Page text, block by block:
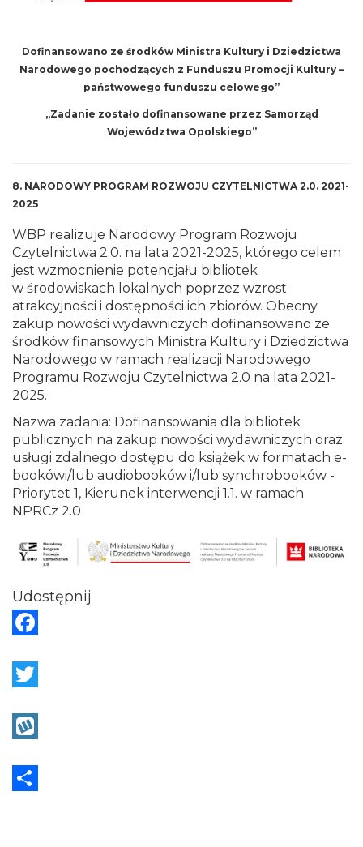
Dofinansowano ze środków Ministra Kultury i Dziedzictwa
Narodowego pochodzących z Funduszu Promocji Kultury –
państwowego funduszu celowego”
„Zadanie zostało dofinansowane przez Samorząd
Województwa Opolskiego”
8. NARODOWY PROGRAM ROZWOJU CZYTELNICTWA 2.0. 2021-
2025
WBP realizuje Narodowy Program Rozwoju
Czytelnictwa 2.0. na lata 2021-2025, którego celem
jest wzmocnienie potencjału bibliotek
w środowiskach lokalnych poprzez wzrost
atrakcyjności i dostępności ich zbiorów. Obecny
zakup nowości wydawniczych dofinansowano ze
środków finansowych Ministra Kultury i Dziedzictwa
Narodowego w ramach realizacji Narodowego
Programu Rozwoju Czytelnictwa 2.0 na lata 2021-
2025.
Nazwa zadania: Dofinansowania dla bibliotek
publicznych na zakup nowości wydawniczych oraz
usługi zdalnego dostępu do książek w formatach e-
bookówi/lub audiobooków i/lub synchrobooków -
Priorytet 1, Kierunek interwencji 1.1. w ramach
NPRCz 2.0
Udostępnij
a
e
o
w
ty